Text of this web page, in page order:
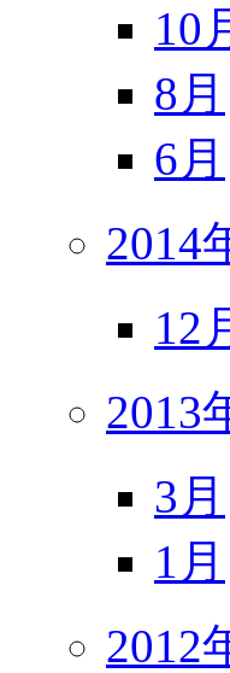
10
8月
6月
2014
12
2013
3月
1月
2012